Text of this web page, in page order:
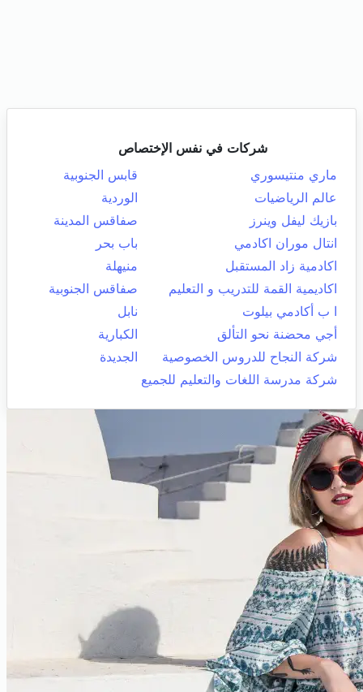
شركات في نفس الإختصاص
ماري منتيسوري
قابس الجنوبية
عالم الرياضيات
الوردية
بازيك ليفل وينرز
صفاقس المدينة
انتال موران اكادمي
باب بحر
اكادمية زاد المستقبل
منيهلة
اكاديمية القمة للتدريب و التعليم
صفاقس الجنوبية
ا ب أكادمي بيلوت
نابل
أجي محضنة نحو التألق
الكبارية
شركة النجاح للدروس الخصوصية
الجديدة
شركة مدرسة اللغات والتعليم للجميع